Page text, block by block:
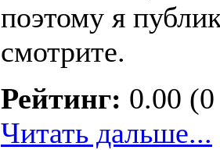
поэтому я
смотрите.
Рейтинг: 0.00
Читать дальше...